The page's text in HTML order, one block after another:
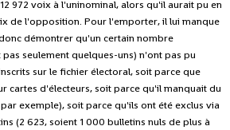
972 voix à l'uninominal, alors qu'il aurait pu en
de l'opposition. Pour l'emporter, il lui manque
démontrer qu'un certain nombre
seulement quelques-uns) n'ont pas pu
sur le fichier électoral, soit parce que
cartes d'électeurs, soit parce qu'il manquait du
exemple), soit parce qu'ils ont été exclus via
(2 623, soient 1 000 bulletins nuls de plus à